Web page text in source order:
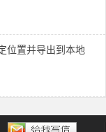
位置并导出到本地